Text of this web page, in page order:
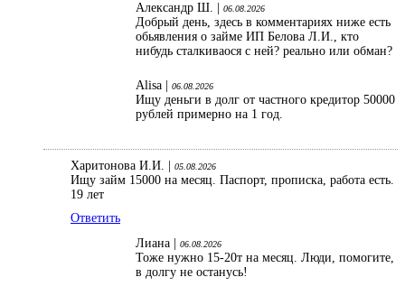
Александр Ш. | 06.08.2026
Добрый день, здесь в комментариях ниже есть
обьявления о займе ИП Белова Л.И., кто
нибудь сталкиваося с ней? реально или обман?
Alisa | 06.08.2026
Ищу деньги в долг от частного кредитор 50000
рублей примерно на 1 год.
Харитонова И.И. | 05.08.2026
Ищу займ 15000 на месяц. Паспорт, прописка, работа есть.
19 лет
Ответить
Лиана |
06.08.2026
Тоже нужно 15-20т на месяц. Люди, помогите,
в долгу не останусь!